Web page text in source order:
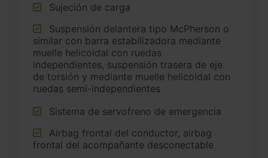
Sujeción de carga
similar con barra estabilizadora mediante
muelle helicoidal con ruedas
independientes, suspensión trasera de eje
de torsión y mediante muelle helicoidal con
ruedas semi-independientes
Sistema de servofreno de emergencia
frontal del acompañante desconectable